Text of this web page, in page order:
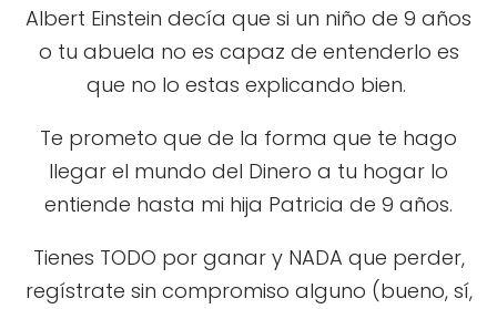
Albert Einstein decía que si un niño de 9 años
o tu abuela no es capaz de entenderlo es
que no lo estas explicando bien.
Te prometo que de la forma que te hago
llegar el mundo del Dinero a tu hogar lo
entiende hasta mi hija Patricia de 9 años.
Tienes TODO por ganar y NADA que perder,
regístrate sin compromiso alguno (bueno, sí,